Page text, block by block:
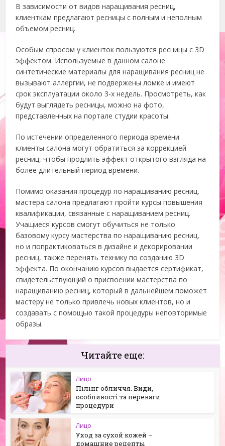
В зависимости от видов наращивания ресниц,
клиенткам предлагают ресницы с полным и неполным
объемом ресниц.
Особым спросом у клиенток пользуются ресницы с 3D
эффектом. Используемые в данном салоне
синтетические материалы для наращивания ресниц не
вызывают аллергии, не подвержены ломке и имеют
срок эксплуатации около 3-х недель. Просмотреть, как
будут выглядеть ресницы, можно на фото,
представленных на портале студии красоты.
По истечении определенного периода времени
клиенты салона могут обратиться за коррекцией
ресниц, чтобы продлить эффект открытого взгляда на
более длительный период времени.
Помимо оказания процедур по наращиванию ресниц,
мастера салона предлагают пройти курсы повышения
квалификации, связанные с наращиванием ресниц.
Учащиеся курсов смогут обучиться не только
базовому курсу мастерства по наращиванию ресниц,
но и попрактиковаться в дизайне и декорировании
ресниц, также перенять технику по созданию 3D
эффекта. По окончанию курсов выдается сертификат,
свидетельствующий о присвоении мастерства по
наращиванию ресниц, который в дальнейшем поможет
мастеру не только привлечь новых клиентов, но и
создавать с помощью такой процедуры неповторимые
образы.
Читайте еще:
Лицо
Пілінг обличчя. Види,
особливості та переваги
процедури
Лицо
Уход за сухой кожей –
домашние рецепты